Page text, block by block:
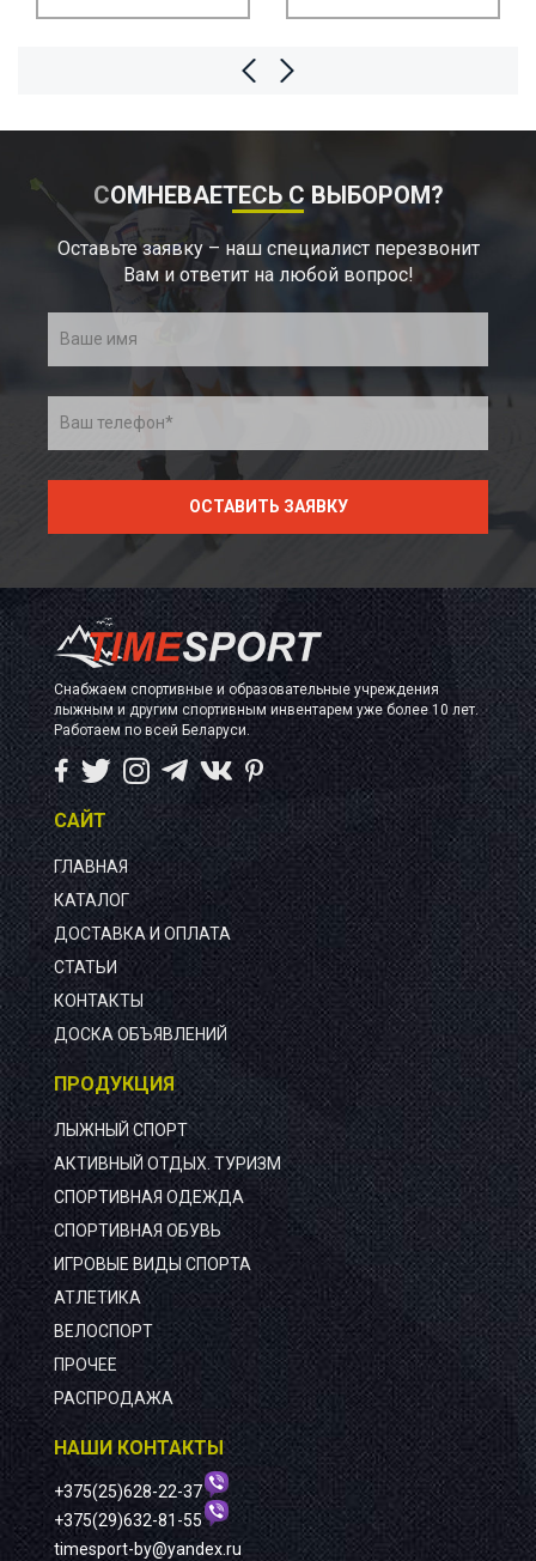
СОМНЕВАЕТЕСЬ С ВЫБОРОМ?
Оставьте заявку – наш специалист перезвонит
Вам и ответит на любой вопрос!
Снабжаем спортивные и образовательные учреждения
лыжным и другим спортивным инвентарем уже более 10 лет.
Работаем по всей Беларуси.
САЙТ
ГЛАВНАЯ
КАТАЛОГ
ДОСТАВКА И ОПЛАТА
СТАТЬИ
КОНТАКТЫ
ДОСКА ОБЪЯВЛЕНИЙ
ПРОДУКЦИЯ
ЛЫЖНЫЙ СПОРТ
АКТИВНЫЙ ОТДЫХ. ТУРИЗМ
СПОРТИВНАЯ ОДЕЖДА
СПОРТИВНАЯ ОБУВЬ
ИГРОВЫЕ ВИДЫ СПОРТА
АТЛЕТИКА
ВЕЛОСПОРТ
ПРОЧЕЕ
РАСПРОДАЖА
НАШИ КОНТАКТЫ
+375(25)628-22-37
+375(29)632-81-55
timesport-by@yandex.ru